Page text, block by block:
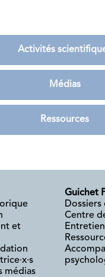
Activités
Médias
Ressources
et
médias
Guichet
Dossiers
Centre